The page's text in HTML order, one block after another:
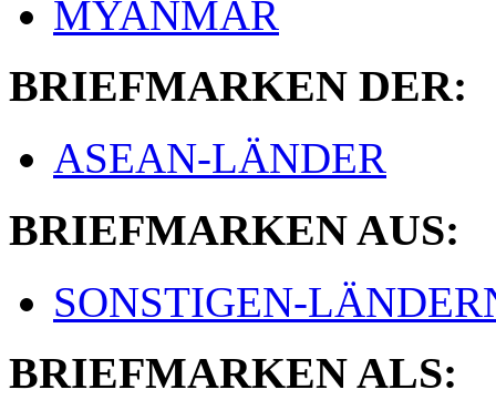
MYANMAR
BRIEFMARKEN DER:
ASEAN-LÄNDER
BRIEFMARKEN AUS:
SONSTIGEN-
BRIEFMARKEN ALS: